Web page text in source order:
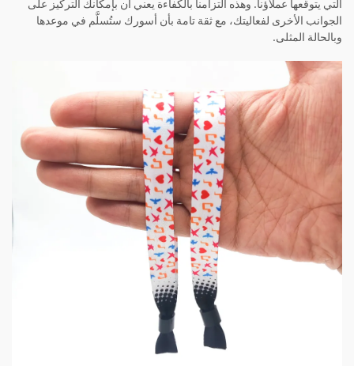
التي يتوقعها عملاؤنا. وهذه التزامنا بالكفاءة يعني أن بإمكانك التركيز على
الجوانب الأخرى لفعاليتك، مع ثقة تامة بأن أسورك ستُسلَّم في موعدها
وبالحالة المثلى.